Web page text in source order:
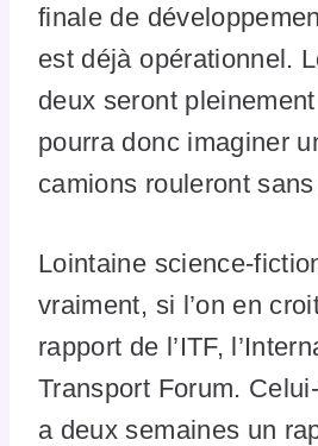
finale de
est déjà opérationnel.
deux seront
pourra donc imaginer
camions rouleront
Lointaine science-
vraiment, si l’on en
rapport de l’ITF,
Transport Forum.
a deux semaines un